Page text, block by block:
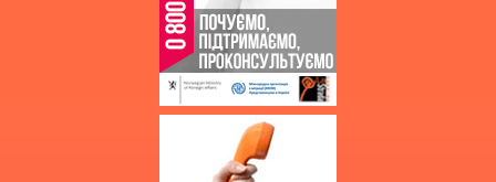
Державні закупівлі
Звернення громадян
Благодійна допомога
Додаткова інформація
Витяг з протоколу про випуск